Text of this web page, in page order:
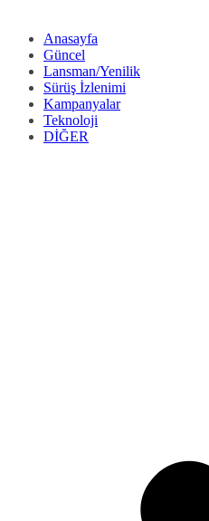
Anasayfa
Güncel
Lansman/Yenilik
Sürüş İzlenimi
Kampanyalar
Teknoloji
DİĞER